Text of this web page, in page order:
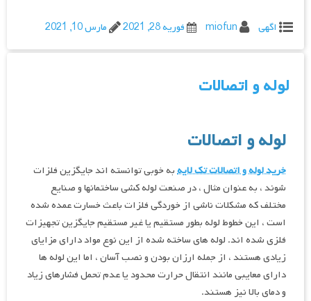
اگهی miofun فوریه 28, 2021 مارس 10, 2021
لوله و اتصالات
لوله و اتصالات
خرید لوله و اتصالات تک لایهبه خوبی توانسته اند جایگزین فلزات
شوند ، به عنوان مثال ، در صنعت لوله کشی ساختمانها و صنایع
مختلف که مشکلات ناشی از خوردگی فلزات باعث خسارت عمده شده
است ، این خطوط لوله بطور مستقیم یا غیر مستقیم جایگزین تجهیزات
فلزی شده اند. لوله های ساخته شده از این نوع مواد دارای مزایای
زیادی هستند ، از جمله ارزان بودن و نصب آسان ، اما این لوله ها
دارای معایبی مانند انتقال حرارت محدود یا عدم تحمل فشارهای زیاد
و دمای بالا نیز هستند.